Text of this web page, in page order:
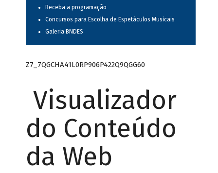
Receba a programação
Concursos para Escolha de Espetáculos Musicais
Galeria BNDES
Z7_7QGCHA41L0RP906P422Q9QGG60
Visualizador
do Conteúdo
da Web